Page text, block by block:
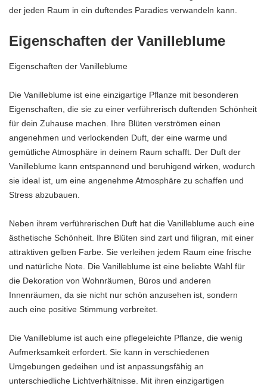
der jeden Raum in ein duftendes Paradies verwandeln kann.
Eigenschaften der Vanilleblume
Eigenschaften der Vanilleblume
Die Vanilleblume ist eine einzigartige Pflanze mit besonderen
Eigenschaften, die sie zu einer verführerisch duftenden Schönheit
für dein Zuhause machen. Ihre Blüten verströmen einen
angenehmen und verlockenden Duft, der eine warme und
gemütliche Atmosphäre in deinem Raum schafft. Der Duft der
Vanilleblume kann entspannend und beruhigend wirken, wodurch
sie ideal ist, um eine angenehme Atmosphäre zu schaffen und
Stress abzubauen.
Neben ihrem verführerischen Duft hat die Vanilleblume auch eine
ästhetische Schönheit. Ihre Blüten sind zart und filigran, mit einer
attraktiven gelben Farbe. Sie verleihen jedem Raum eine frische
und natürliche Note. Die Vanilleblume ist eine beliebte Wahl für
die Dekoration von Wohnräumen, Büros und anderen
Innenräumen, da sie nicht nur schön anzusehen ist, sondern
auch eine positive Stimmung verbreitet.
Die Vanilleblume ist auch eine pflegeleichte Pflanze, die wenig
Aufmerksamkeit erfordert. Sie kann in verschiedenen
Umgebungen gedeihen und ist anpassungsfähig an
unterschiedliche Lichtverhältnisse. Mit ihren einzigartigen